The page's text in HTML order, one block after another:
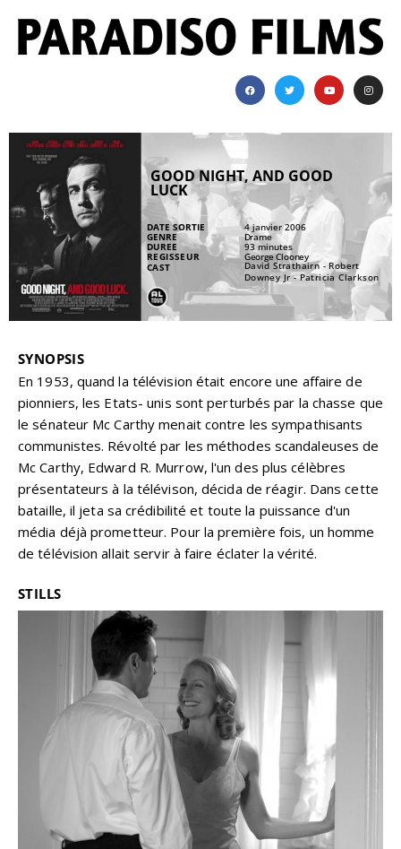
GOOD NIGHT, AND GOOD
LUCK
DATE SORTIE
GENRE
DUREE
REGISSEUR
CAST
4 janvier 2006
Drame
93 minutes
George Clooney
David Strathairn - Robert
Downey Jr - Patricia Clarkson
SYNOPSIS
En 1953, quand la télévision était encore une affaire de
pionniers, les Etats- unis sont perturbés par la chasse que
le sénateur Mc Carthy menait contre les sympathisants
communistes. Révolté par les méthodes scandaleuses de
Mc Carthy, Edward R. Murrow, l'un des plus célèbres
présentateurs à la télévison, décida de réagir. Dans cette
bataille, il jeta sa crédibilité et toute la puissance d'un
média déjà prometteur. Pour la première fois, un homme
de télévision allait servir à faire éclater la vérité.
STILLS